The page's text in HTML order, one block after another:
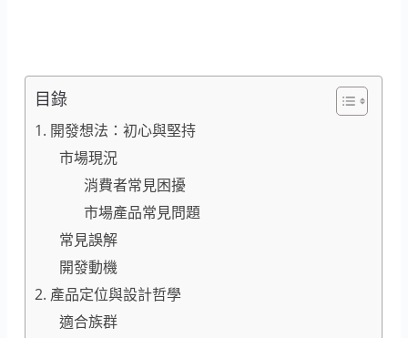
目錄
1. 開發想法：初心與堅持
市場現況
消費者常見困擾
市場產品常見問題
常見誤解
開發動機
2. 產品定位與設計哲學
適合族群